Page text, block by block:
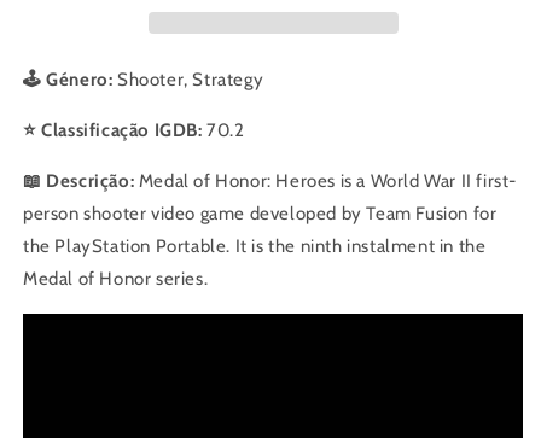
🕹️ Género: Shooter, Strategy
⭐ Classificação IGDB: 70.2
📖 Descrição: Medal of Honor: Heroes is a World War II first-
person shooter video game developed by Team Fusion for
the PlayStation Portable. It is the ninth instalment in the
Medal of Honor series.